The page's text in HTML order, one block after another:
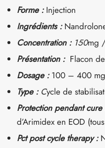
Forme : Injection
Ingrédients :
Concentration : 150mg
Présentation : Flacon
Dosage : 100 – 400
Type :Cycle de
Protection pendant cure
d’Arimidex en EOD
Pct post cycle therapy :